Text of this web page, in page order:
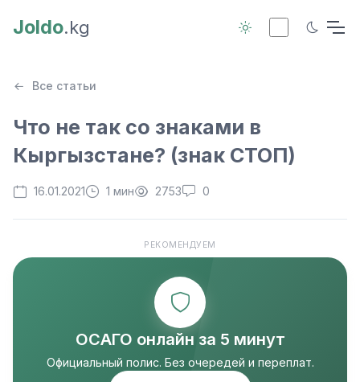
Joldo.kg
Все статьи
Что не так со знаками в
Кыргызстане? (знак СТОП)
16.01.2021 1 мин 2753 0
РЕКОМЕНДУЕМ
ОСАГО онлайн за 5 минут
Официальный полис. Без очередей и переплат.